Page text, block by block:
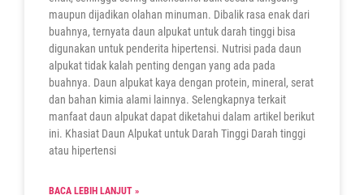
maupun dijadikan olahan minuman. Dibalik rasa enak dari
buahnya, ternyata daun alpukat untuk darah tinggi bisa
digunakan untuk penderita hipertensi. Nutrisi pada daun
alpukat tidak kalah penting dengan yang ada pada
buahnya. Daun alpukat kaya dengan protein, mineral, serat
dan bahan kimia alami lainnya. Selengkapnya terkait
manfaat daun alpukat dapat diketahui dalam artikel berikut
ini. Khasiat Daun Alpukat untuk Darah Tinggi Darah tinggi
atau hipertensi
BACA LEBIH LANJUT »